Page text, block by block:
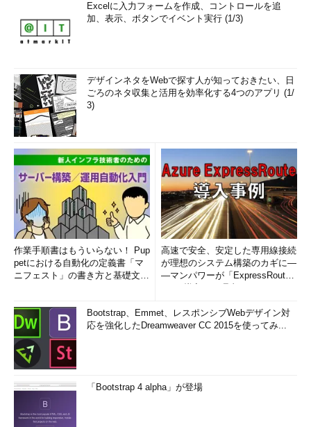
Excelに入力フォームを作成、コントロールを追
加、表示、ボタンでイベント実行 (1/3)
デザインネタをWebで探す人が知っておきたい、日
ごろのネタ収集と活用を効率化する4つのアプリ (1/
3)
作業手順書はもういらない！ Pup
petにおける自動化の定義書「マ
ニフェスト」の書き方と基礎文法
高速で安全、安定した専用線接続
が理想のシステム構築のカギに―
―マンパワーが「ExpressRout
Bootstrap、Emmet、レスポンシブWebデザイン対
応を強化したDreamweaver CC 2015を使ってみ...
「Bootstrap 4 alpha」が登場